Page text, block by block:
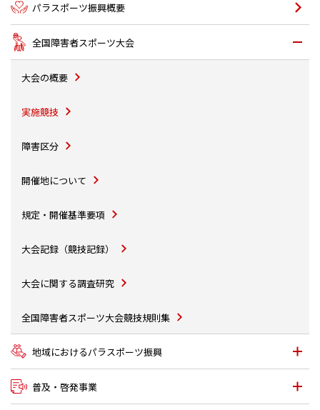
パラスポーツ振興概要
全国障害者スポーツ大会
大会の概要
実施競技
障害区分
開催地について
規定・開催基準要項
大会記録（競技記録）
大会に関する調査研究
全国障害者スポーツ大会競技規則集
地域におけるパラスポーツ振興
普及・啓発事業